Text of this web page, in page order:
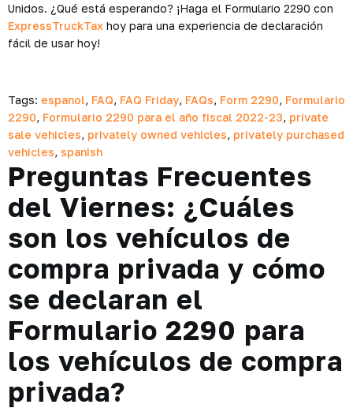
Unidos. ¿Qué está esperando? ¡Haga el Formulario 2290 con
ExpressTruckTax hoy para una experiencia de declaración
fácil de usar hoy!
Tags: espanol, FAQ, FAQ Friday, FAQs, Form 2290, Formulario
2290, Formulario 2290 para el año fiscal 2022-23, private
sale vehicles, privately owned vehicles, privately purchased
vehicles, spanish
Preguntas Frecuentes
del Viernes: ¿Cuáles
son los vehículos de
compra privada y cómo
se declaran el
Formulario 2290 para
los vehículos de compra
privada?